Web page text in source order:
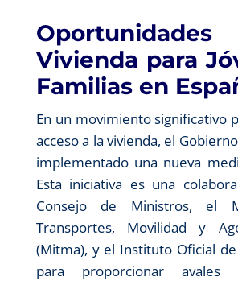
Vivienda para
Familias en
En un movimiento significativo
acceso a la vivienda, el
implementado una nueva
Esta iniciativa es una
Consejo de Ministros, el
Transportes, Movilidad y
(Mitma), y el Instituto Oficial
para proporcionar avales